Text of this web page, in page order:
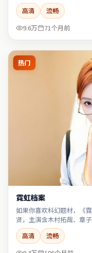
高清
流畅
9.6万
71个月前
热门
霓虹档案
如果你喜欢科幻题材，《
贤，主演含木村拓哉、章子
高清
流畅